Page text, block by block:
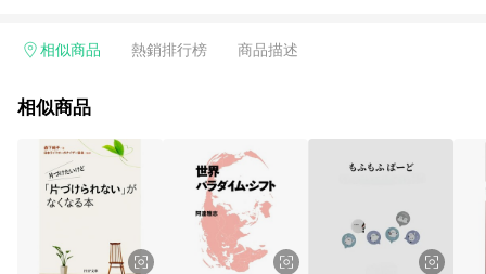
電玩/遊戲/相機/單眼/鏡頭/拍立得 [2024/6/1起適用] -內接硬
的購回饋活動享Yahoo超贈點回饋者 - 購物中心商店之商品：商
3. 訂單回饋金額將扣除運費/購物金/超贈點/福利金/紅利折抵/折
價券等虛擬貨幣折抵 4. 大宗採購或批發轉賣不具回饋資格： 如
有相關事證認定您為大宗採購、批發轉賣而非最終消費使用者，
相關認定以Yahoo購物中心之認定為準
相似商品 熱銷排行榜 商品描述
相似商品